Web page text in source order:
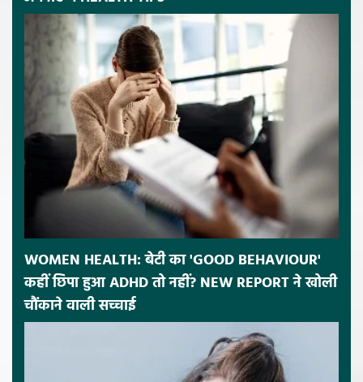
WOMEN HEALTH: बेटी का 'GOOD BEHAVIOUR'
कहीं छिपा हुआ ADHD तो नहीं? NEW REPORT ने खोली
चौंकाने वाली सच्चाई